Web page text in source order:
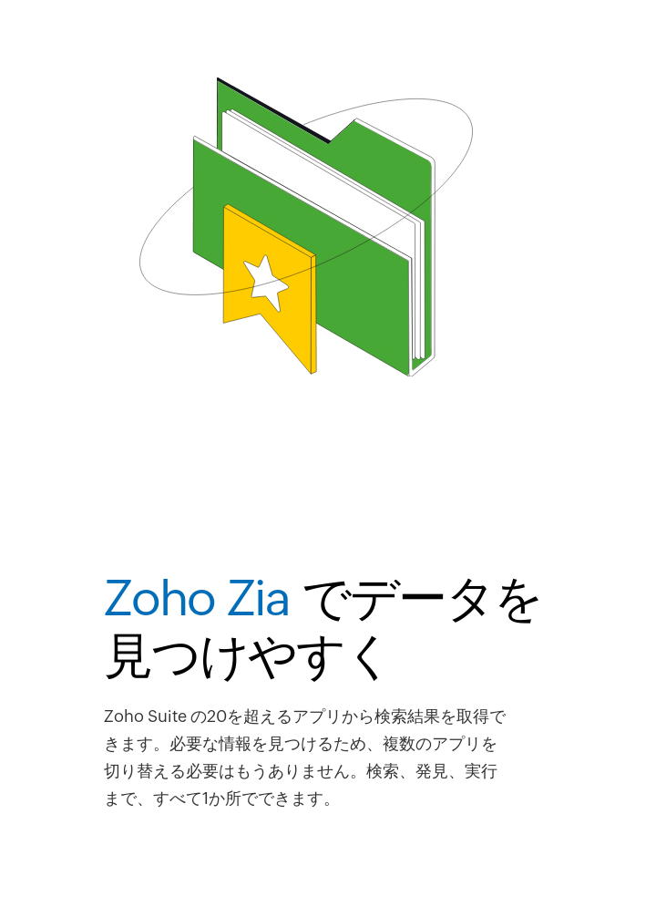
Zoho Zia でデータを
見つけやすく
Zoho Suite の20を超えるアプリから検索結果を取得で
きます。必要な情報を見つけるため、複数のアプリを
切り替える必要はもうありません。検索、発見、実行
まで、すべて1か所でできます。